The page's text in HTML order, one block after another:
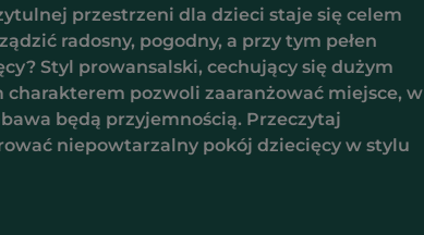
przestrzeni dla dzieci staje się celem
radosny, pogodny, a przy tym pełen
Styl prowansalski, cechujący się dużym
pozwoli zaaranżować miejsce, w
będą przyjemnością. Przeczytaj
niepowtarzalny pokój dziecięcy w stylu